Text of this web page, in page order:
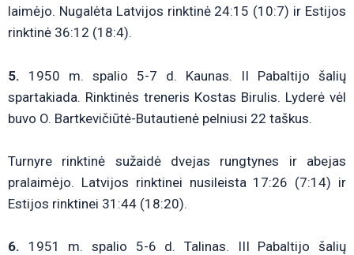
laimėjo. Nugalėta Latvijos rinktinė 24:15 (10:7) ir Estijos
rinktinė 36:12 (18:4).
5. 1950 m. spalio 5-7 d. Kaunas. II Pabaltijo šalių
spartakiada. Rinktinės treneris Kostas Birulis. Lyderė vėl
buvo O. Bartkevičiūtė-Butautienė pelniusi 22 taškus.
Turnyre rinktinė sužaidė dvejas rungtynes ir abejas
pralaimėjo. Latvijos rinktinei nusileista 17:26 (7:14) ir
Estijos rinktinei 31:44 (18:20).
6. 1951 m. spalio 5-6 d. Talinas. III Pabaltijo šalių